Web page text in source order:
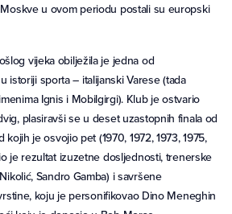
u ovom periodu postali su europski
vijeka obilježila je jedna od
istoriji sporta – italijanski Varese (tada
Ignis i Mobilgirgi). Klub je ostvario
plasiravši se u deset uzastopnih finala od
kojih je osvojio pet (1970, 1972, 1973, 1975,
je rezultat izuzetne dosljednosti, trenerske
Sandro Gamba) i savršene
koju je personifikovao Dino Meneghin